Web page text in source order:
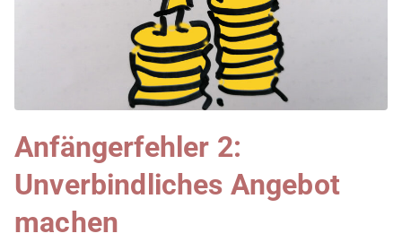
Anfängerfehler 2:
Unverbindliches Angebot
machen